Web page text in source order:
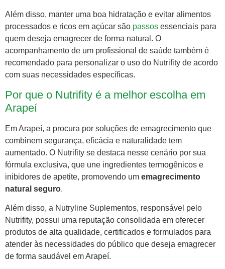
Além disso, manter uma boa hidratação e evitar alimentos
processados e ricos em açúcar são passos essenciais para
quem deseja emagrecer de forma natural. O
acompanhamento de um profissional de saúde também é
recomendado para personalizar o uso do Nutrifity de acordo
com suas necessidades específicas.
Por que o Nutrifity é a melhor escolha em
Arapeí
Em Arapeí, a procura por soluções de emagrecimento que
combinem segurança, eficácia e naturalidade tem
aumentado. O Nutrifity se destaca nesse cenário por sua
fórmula exclusiva, que une ingredientes termogênicos e
inibidores de apetite, promovendo um emagrecimento
natural seguro.
Além disso, a Nutryline Suplementos, responsável pelo
Nutrifity, possui uma reputação consolidada em oferecer
produtos de alta qualidade, certificados e formulados para
atender às necessidades do público que deseja emagrecer
de forma saudável em Arapeí.